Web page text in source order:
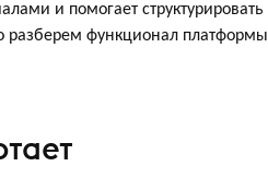
и помогает структурировать
разберем функционал